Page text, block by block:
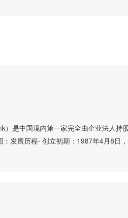
）是中国境内第一家完全由企业法人持
发展历程- 创立初期：1987年4月8日